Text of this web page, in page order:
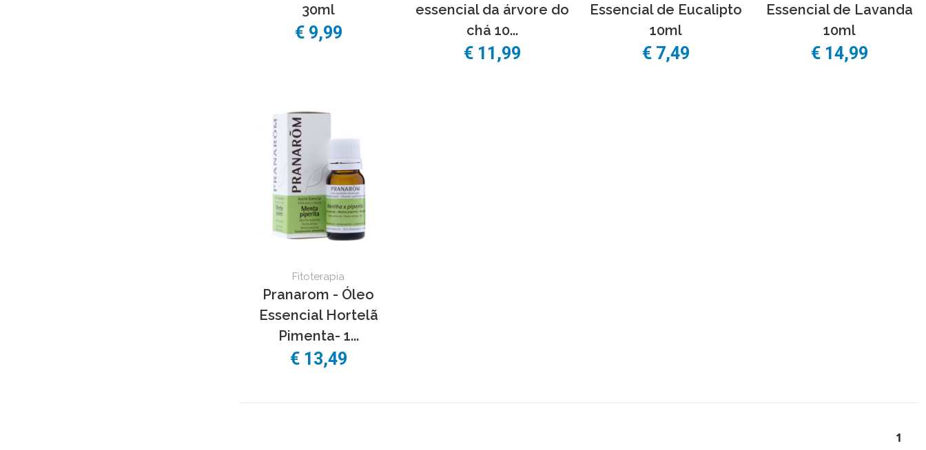
30ml
€ 9,99
essencial da árvore do
chá 10...
€ 11,99
Essencial de Eucalipto
10ml
€ 7,49
Essencial de Lavanda
10ml
€ 14,99
Fitoterapia
Pranarom - Óleo
Essencial Hortelã
Pimenta- 1...
€ 13,49
1